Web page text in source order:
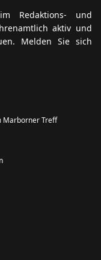
Redaktions- und
aktiv und
Melden Sie sich
Marborner Treff